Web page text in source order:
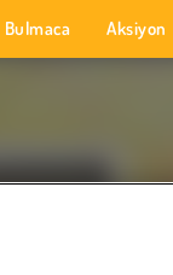
Bulmaca Aksiyon